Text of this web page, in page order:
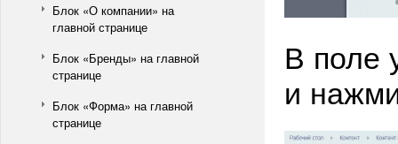
Блок «О компании» на
главной странице
Блок «Бренды» на главной
странице
Блок «Форма» на главной
странице
В поле
и